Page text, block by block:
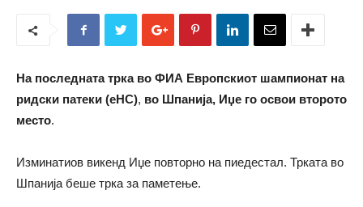
На последната трка во ФИА Европскиот шампионат на
ридски патеки (еHC), во Шпанија, Иџе го освои второто
место.
Изминатиов викенд Иџе повторно на пиедестал. Трката во
Шпанија беше трка за паметење.